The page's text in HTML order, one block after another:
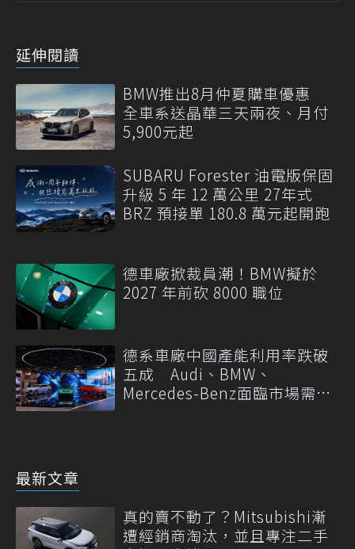
延伸閱讀
BMW推出8月仲夏購車優惠
全車系送晶華三天兩夜、月付
5,900元起
SUBARU Forester 油電版保固
升級 5 年 12 萬公里 27年式
BRZ 預接單 180.8 萬元起開跑
德車廠掀裁員潮！BMW擬於
2027 年前砍 8000 職位
德系車廠中國產能利用率跌破
五成 Audi、BMW、
Mercedes-Benz面臨市場需求
最新文章
真的賣不動了？Mitsubishi漸
遭經銷商淘汰，並且專注二手